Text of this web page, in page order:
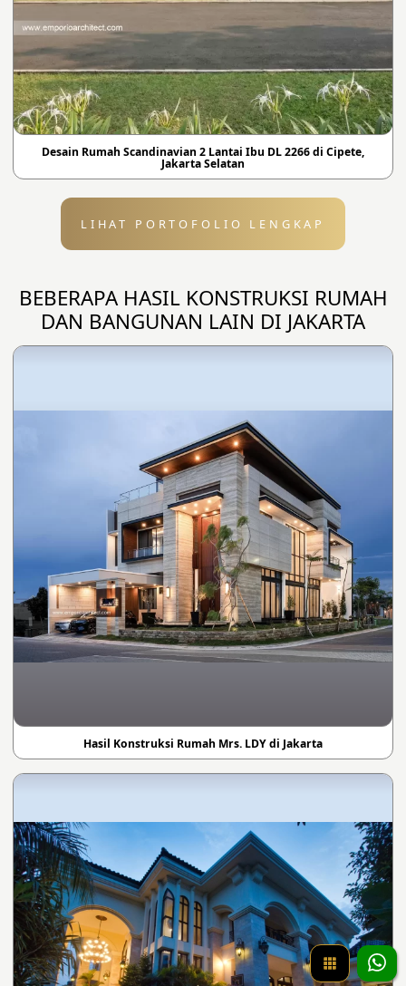
Desain Rumah Scandinavian 2 Lantai Ibu DL 2266 di Cipete,
Jakarta Selatan
LIHAT PORTOFOLIO LENGKAP
BEBERAPA HASIL KONSTRUKSI RUMAH
DAN BANGUNAN LAIN DI JAKARTA
Hasil Konstruksi Rumah Mrs. LDY di Jakarta